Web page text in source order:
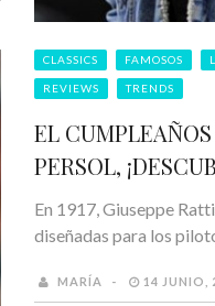
CLASSICS FAMOSOS
REVIEWS TRENDS
EL
PERSOL,
En 1917, Giuseppe
diseñadas para los
MARÍA 14 JUNIO,